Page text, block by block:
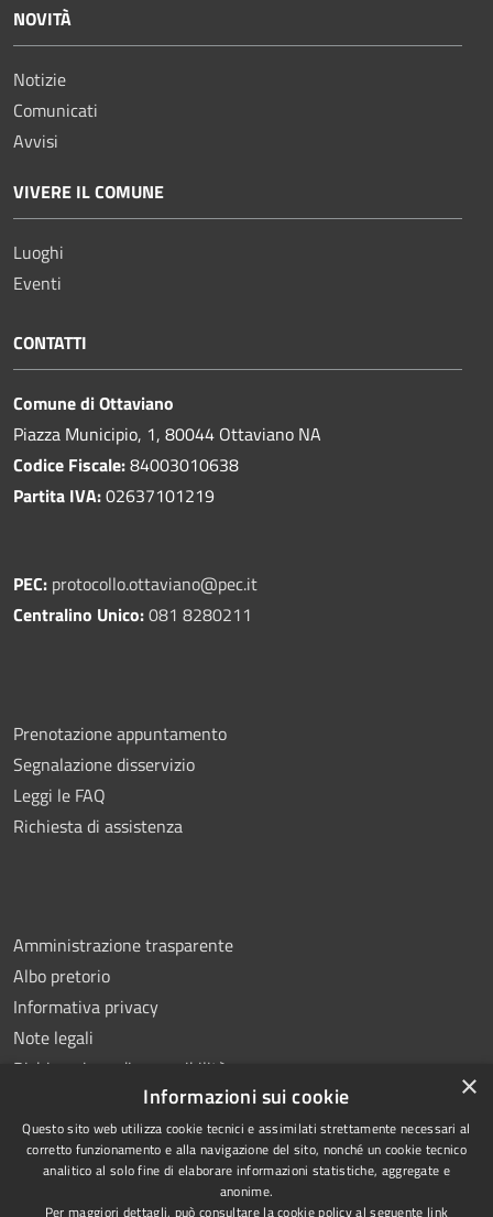
NOVITÀ
Notizie
Comunicati
Avvisi
VIVERE IL COMUNE
Luoghi
Eventi
CONTATTI
Comune di Ottaviano
Piazza Municipio, 1, 80044 Ottaviano NA
Codice Fiscale:84003010638
Partita IVA:02637101219
PEC: protocollo.ottaviano@pec.it
Centralino Unico:081 8280211
Prenotazione appuntamento
Segnalazione disservizio
Leggi le FAQ
Richiesta di assistenza
Amministrazione trasparente
Albo pretorio
Informativa privacy
Note legali
Dichiarazione di accessibilità
RSS
Accessibilità
Copyright © 2026 • Comune di
Ottaviano • Powered by
×
Informazioni sui cookie
Questo sito web utilizza cookie tecnici e assimilati strettamente necessari al
corretto funzionamento e alla navigazione del sito, nonché un cookie tecnico
analitico al solo fine di elaborare informazioni statistiche, aggregate e
anonime.
Per maggiori dettagli, può consultare la cookie policy al seguente link